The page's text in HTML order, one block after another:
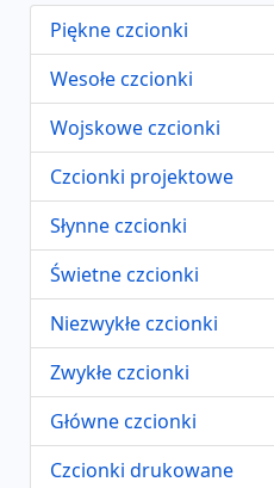
Piękne czcionki
Wesołe czcionki
Wojskowe czcionki
Czcionki projektowe
Słynne czcionki
Świetne czcionki
Niezwykłe czcionki
Zwykłe czcionki
Główne czcionki
Czcionki drukowane